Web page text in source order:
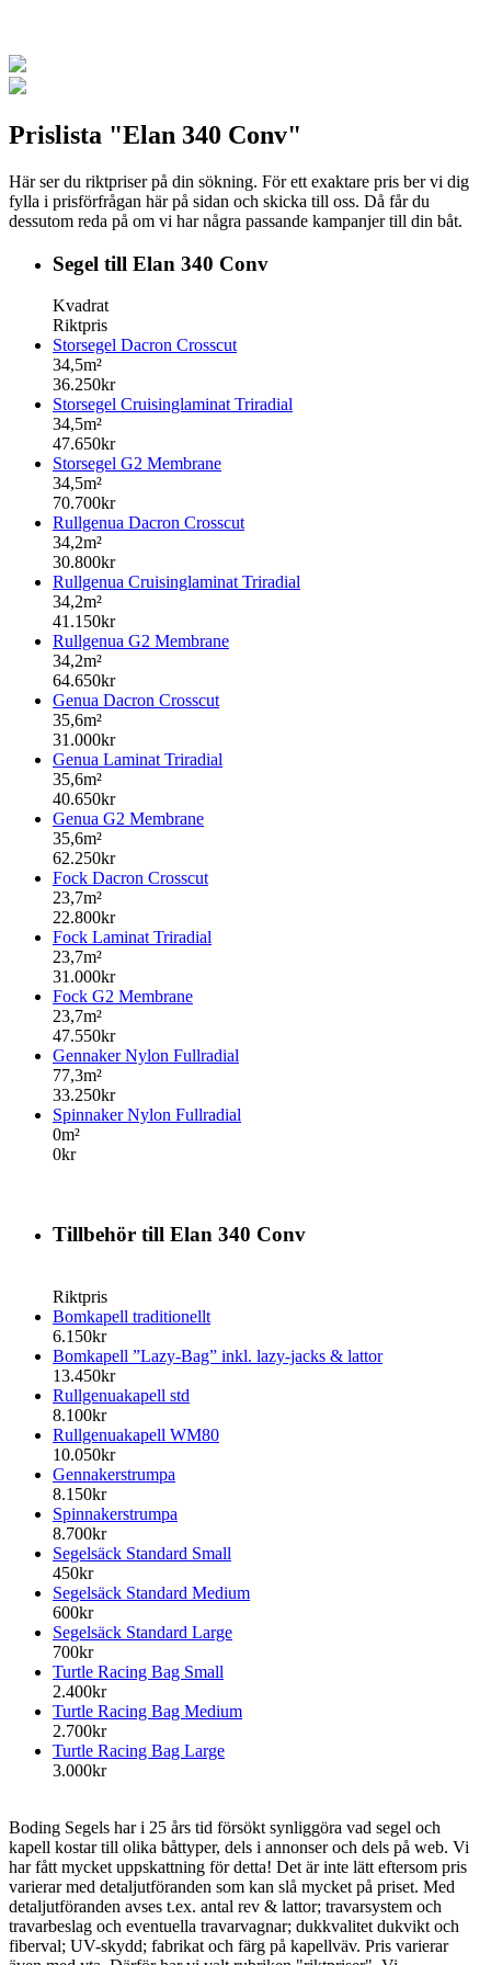
Prislista "Elan 340 Conv"
Här ser du riktpriser på din sökning. För ett exaktare pris ber vi dig
fylla i prisförfrågan här på sidan och skicka till oss. Då får du
dessutom reda på om vi har några passande kampanjer till din båt.
Segel till Elan 340 Conv
Kvadrat
Riktpris
Storsegel Dacron Crosscut
34,5m²
36.250kr
Storsegel Cruisinglaminat Triradial
34,5m²
47.650kr
Storsegel G2 Membrane
34,5m²
70.700kr
Rullgenua Dacron Crosscut
34,2m²
30.800kr
Rullgenua Cruisinglaminat Triradial
34,2m²
41.150kr
Rullgenua G2 Membrane
34,2m²
64.650kr
Genua Dacron Crosscut
35,6m²
31.000kr
Genua Laminat Triradial
35,6m²
40.650kr
Genua G2 Membrane
35,6m²
62.250kr
Fock Dacron Crosscut
23,7m²
22.800kr
Fock Laminat Triradial
23,7m²
31.000kr
Fock G2 Membrane
23,7m²
47.550kr
Gennaker Nylon Fullradial
77,3m²
33.250kr
Spinnaker Nylon Fullradial
0m²
0kr
Tillbehör till Elan 340 Conv
Riktpris
Bomkapell traditionellt
6.150kr
Bomkapell ”Lazy-Bag” inkl. lazy-jacks & lattor
13.450kr
Rullgenuakapell std
8.100kr
Rullgenuakapell WM80
10.050kr
Gennakerstrumpa
8.150kr
Spinnakerstrumpa
8.700kr
Segelsäck Standard Small
450kr
Segelsäck Standard Medium
600kr
Segelsäck Standard Large
700kr
Turtle Racing Bag Small
2.400kr
Turtle Racing Bag Medium
2.700kr
Turtle Racing Bag Large
3.000kr
Boding Segels har i 25 års tid försökt synliggöra vad segel och
kapell kostar till olika båttyper, dels i annonser och dels på web. Vi
har fått mycket uppskattning för detta! Det är inte lätt eftersom pris
varierar med detaljutföranden som kan slå mycket på priset. Med
detaljutföranden avses t.ex. antal rev & lattor; travarsystem och
travarbeslag och eventuella travarvagnar; dukkvalitet dukvikt och
fiberval; UV-skydd; fabrikat och färg på kapellväv. Pris varierar